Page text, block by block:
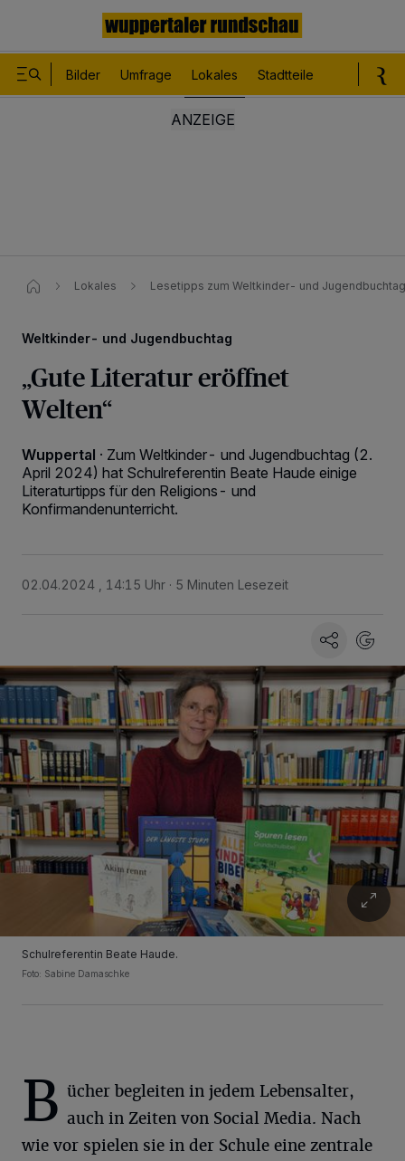
Bilder Umfrage Lokales Stadtteile
Lokales Lesetipps zum Weltkinder- und Jugendbuchtag
Weltkinder- und Jugendbuchtag
„Gute Literatur eröffnet
Welten“
Wuppertal · Zum Weltkinder- und Jugendbuchtag (2.
April 2024) hat Schulreferentin Beate Haude einige
Literaturtipps für den Religions- und
Konfirmandenunterricht.
02.04.2024 , 14:15 Uhr 5 Minuten Lesezeit
Schulreferentin Beate Haude.
Foto: Sabine Damaschke
B ücher begleiten in jedem Lebensalter,
auch in Zeiten von Social Media. Nach
wie vor spielen sie in der Schule eine zentrale